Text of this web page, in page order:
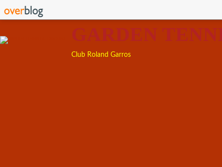
GARDEN
Club Roland Garros